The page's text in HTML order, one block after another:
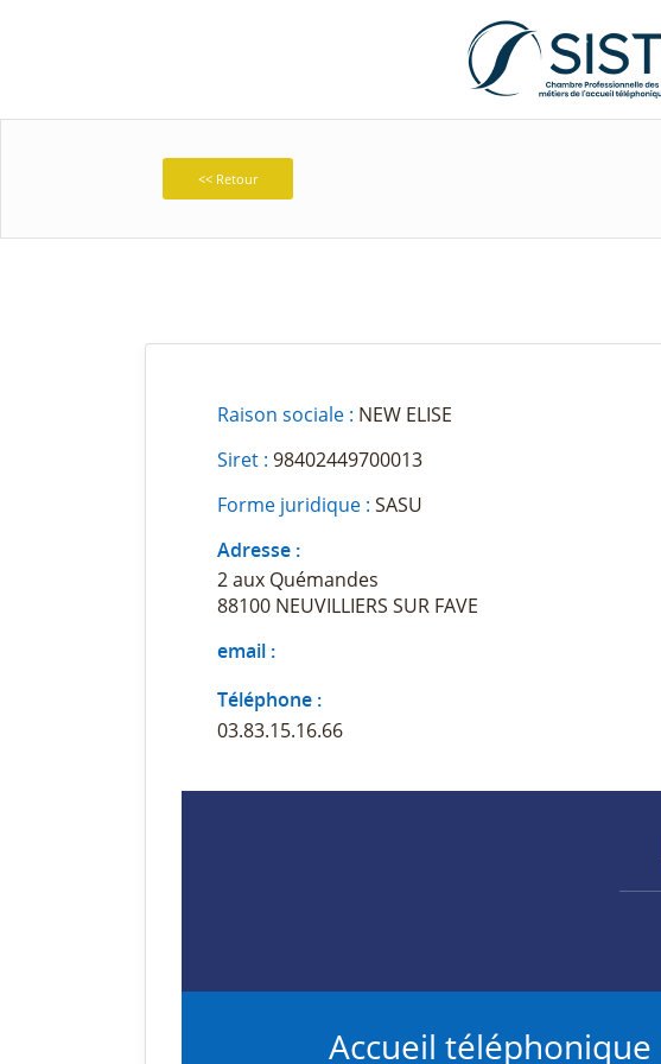
<< Retour
Raison sociale : NEW ELISE
Siret : 98402449700013
Forme juridique : SASU
Adresse :
2 aux Quémandes
88100 NEUVILLIERS SUR FAVE
email :
Téléphone :
03.83.15.16.66
Accueil téléphonique